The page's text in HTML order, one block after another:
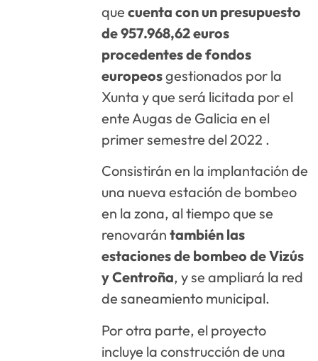
quecuenta con un presupuesto
de 957.968,62 euros
procedentes de fondos
europeosgestionados por la
Xunta y que será licitada por el
ente Augas de Galicia en el
primer semestre del 2022 .
Consistirán en la implantación de
una nueva estación de bombeo
en la zona, al tiempo que se
renovarántambién las
estaciones de bombeo de Vizús
y Centroña, y se ampliará la red
de saneamiento municipal.
Por otra parte, el proyecto
incluye la construcción de una